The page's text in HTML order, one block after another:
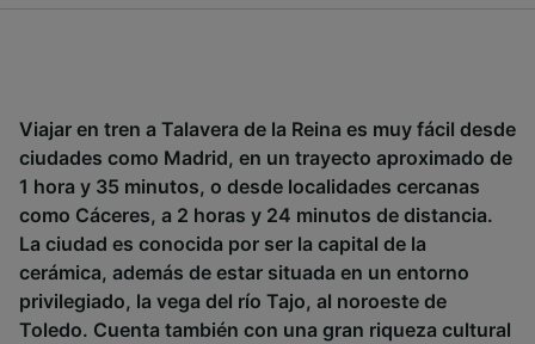
Viajar en tren a Talavera de la Reina es muy fácil desde
ciudades como Madrid, en un trayecto aproximado de
1 hora y 35 minutos, o desde localidades cercanas
como Cáceres, a 2 horas y 24 minutos de distancia.
La ciudad es conocida por ser la capital de la
cerámica, además de estar situada en un entorno
privilegiado, la vega del río Tajo, al noroeste de
Toledo. Cuenta también con una gran riqueza cultural
dispositivo y/o acceder a ella. Publicidad y
Lista de asociados (proveedores)